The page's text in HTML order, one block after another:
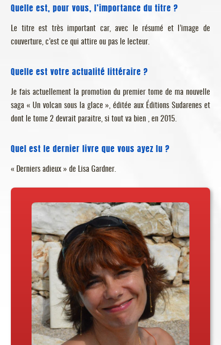
Quelle est, pour vous, l’importance du titre ?
Le titre est très important car, avec le résumé et l’image de
couverture, c’est ce qui attire ou pas le lecteur.
Quelle est votre actualité littéraire ?
Je fais actuellement la promotion du premier tome de ma nouvelle
saga « Un volcan sous la glace », éditée aux Éditions Sudarenes et
dont le tome 2 devrait paraitre, si tout va bien , en 2015.
Quel est le dernier livre que vous ayez lu ?
« Derniers adieux » de Lisa Gardner.